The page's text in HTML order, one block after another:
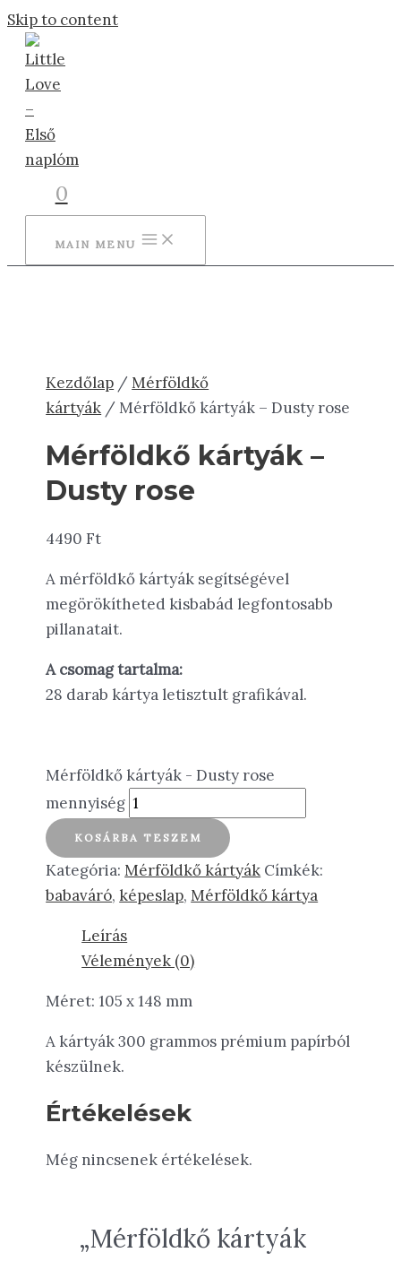
Skip to content
0
MAIN MENU
Kezdőlap /Mérföldkő
kártyák / Mérföldkő kártyák – Dusty rose
Mérföldkő kártyák –
Dusty rose
4490Ft
A mérföldkő kártyák segítségével
megörökítheted kisbabád legfontosabb
pillanatait.
A csomag tartalma:
28 darab kártya letisztult grafikával.
Mérföldkő kártyák - Dusty rose
mennyiség
KOSÁRBA TESZEM
Kategória:Mérföldkő kártyák Címkék:
babaváró, képeslap,Mérföldkő kártya
Leírás
Vélemények (0)
Méret: 105 x 148 mm
A kártyák 300 grammos prémium papírból
készülnek.
Értékelések
Még nincsenek értékelések.
„Mérföldkő kártyák